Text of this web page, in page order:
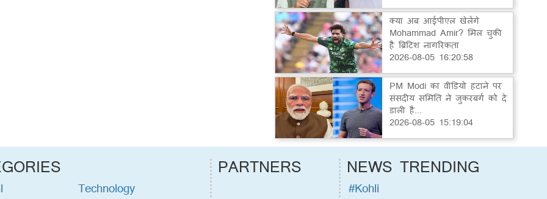
क्या अब आईपीएल खेलेंगे
Mohammad Amir? मिल चुकी
है ब्रिटिश नागरिकता
2026-08-05 16:20:58
PM Modi का वीडियो हटाने पर
संसदीय समिति ने जुकरबर्ग को दे
डाली है...
2026-08-05 15:19:04
Technology
PARTNERS NEWS TRENDING
#Kohli